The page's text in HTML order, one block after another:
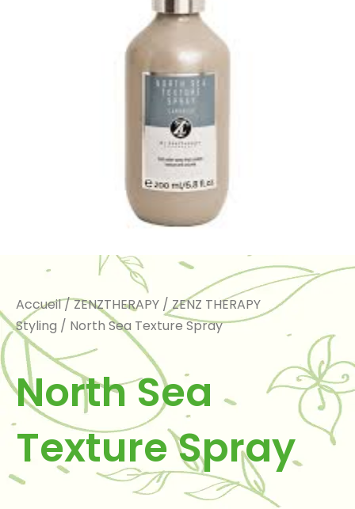
Accueil/ZENZTHERAPY /ZENZ THERAPY
Styling / North Sea Texture Spray
North Sea
Texture Spray